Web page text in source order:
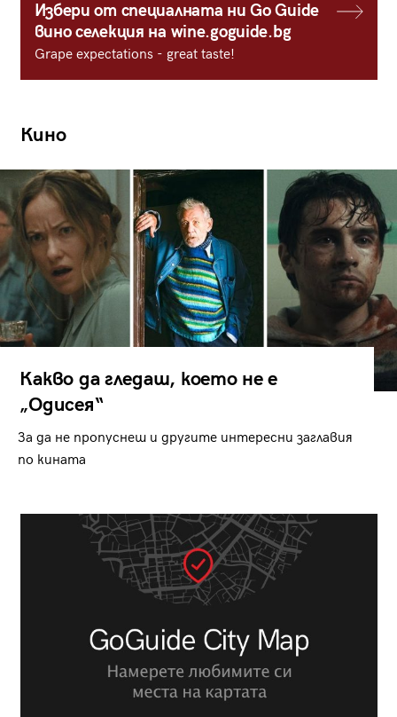
Избери от специалната ни Go Guide
вино селекция на wine.goguide.bg
Grape expectations - great taste!
Кино
Какво да гледаш, което не е
„Одисея“
За да не пропуснеш и другите интересни заглавия
по кината